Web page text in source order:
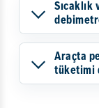
Sıcaklık
Araçta
tüketimi